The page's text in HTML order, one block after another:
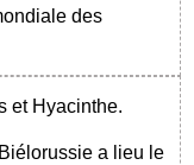
des
et Hyacinthe.
a lieu le